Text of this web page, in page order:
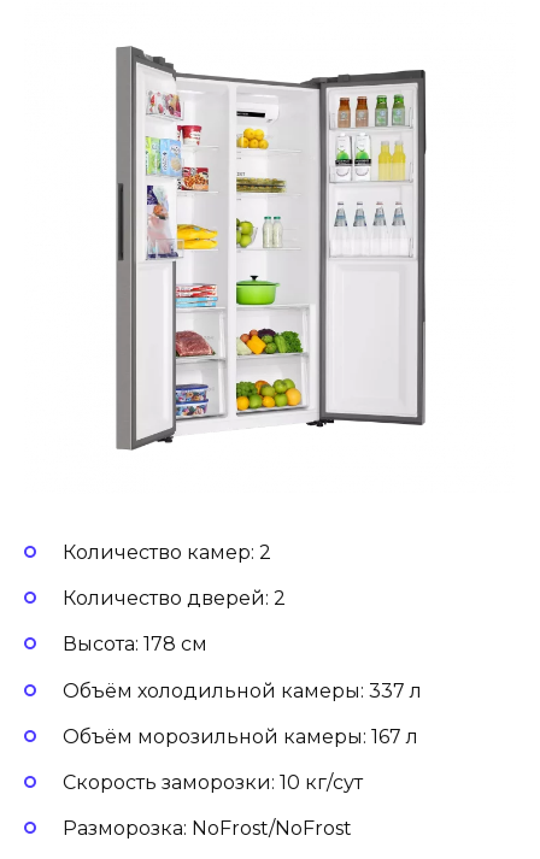
Количество камер: 2
Количество дверей: 2
Высота: 178 см
Объём холодильной камеры: 337 л
Объём морозильной камеры: 167 л
Скорость заморозки: 10 кг/сут
Разморозка: NoFrost/NoFrost